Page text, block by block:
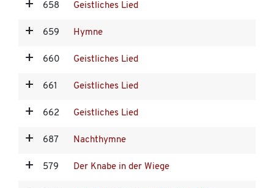
658 Geistliches Lied
659 Hymne
660 Geistliches Lied
661 Geistliches Lied
662 Geistliches Lied
687 Nachthymne
579 Der Knabe in der Wiege